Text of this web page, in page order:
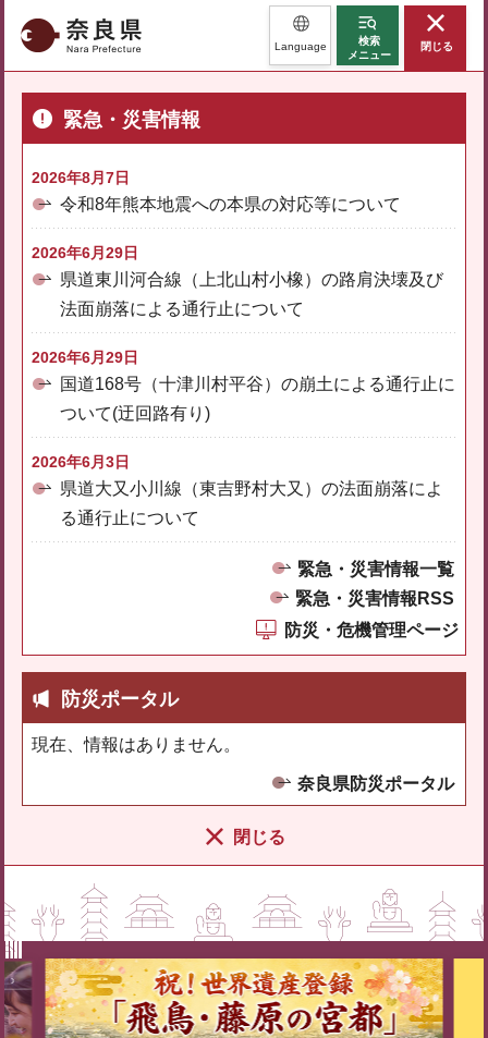
奈良県 Language
検索
メニュー
閉じる
緊急・災害情報
2026年8月7日
令和8年熊本地震への本県の対応等について
2026年6月29日
県道東川河合線（上北山村小橡）の路肩決壊及び
法面崩落による通行止について
2026年6月29日
国道168号（十津川村平谷）の崩土による通行止に
ついて(迂回路有り)
2026年6月3日
県道大又小川線（東吉野村大又）の法面崩落によ
る通行止について
緊急・災害情報一覧
緊急・災害情報RSS
防災・危機管理ページ
防災ポータル
現在、情報はありません。
奈良県防災ポータル
閉じる